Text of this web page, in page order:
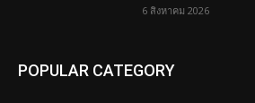
6 สิงหาคม 2026
POPULAR CATEGORY